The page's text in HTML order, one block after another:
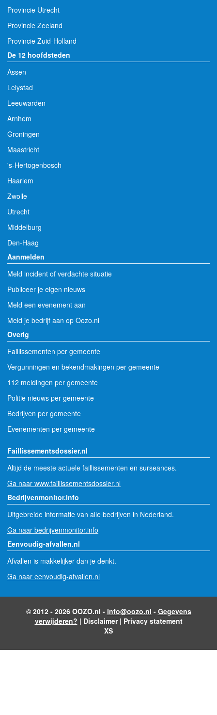
Provincie Utrecht
Provincie Zeeland
Provincie Zuid-Holland
De 12 hoofdsteden
Assen
Lelystad
Leeuwarden
Arnhem
Groningen
Maastricht
's-Hertogenbosch
Haarlem
Zwolle
Utrecht
Middelburg
Den-Haag
Aanmelden
Meld incident of verdachte situatie
Publiceer je eigen nieuws
Meld een evenement aan
Meld je bedrijf aan op Oozo.nl
Overig
Faillissementen per gemeente
Vergunningen en bekendmakingen per gemeente
112 meldingen per gemeente
Politie nieuws per gemeente
Bedrijven per gemeente
Evenementen per gemeente
Faillissementsdossier.nl
Altijd de meeste actuele faillissementen en surseances.
Ga naar www.faillissementsdossier.nl
Bedrijvenmonitor.info
Uitgebreide informatie van alle bedrijven in Nederland.
Ga naar bedrijvenmonitor.info
Eenvoudig-afvallen.nl
Afvallen is makkelijker dan je denkt.
Ga naar eenvoudig-afvallen.nl
© 2012 - 2026 OOZO.nl - info@oozo.nl - Gegevens
verwijderen? | Disclaimer| Privacy statement
XS